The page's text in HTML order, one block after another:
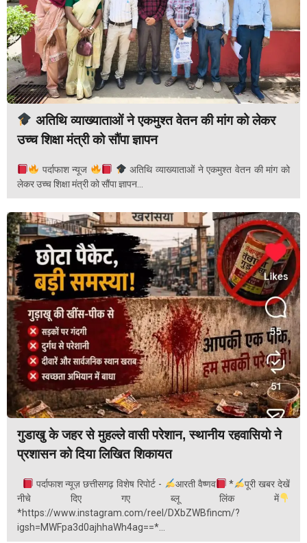
अतिथि व्याख्याताओं ने एकमुश्त वेतन की मांग को लेकर
उच्च शिक्षा मंत्री को सौंपा ज्ञापन
पर्दाफाश न्यूज
अतिथि व्याख्याताओं ने एकमुश्त वेतन की मांग को
लेकर उच्च शिक्षा मंत्री को सौंपा ज्ञापन...
गुडाखु के जहर से मुहल्ले वासी परेशान, स्थानीय रहवासियो ने
प्रशासन को दिया लिखित शिकायत
पर्दाफाश न्यूज़ छत्तीसगढ़ विशेष रिपोर्ट - आरती वैष्णव *
पूरी खबर देखें
नीचे दिए गए ब्लू लिंक में
*https://www.instagram.com/reel/DXbZWBfincm/?
igsh=MWFpa3d0ajhhaWh4ag==*...